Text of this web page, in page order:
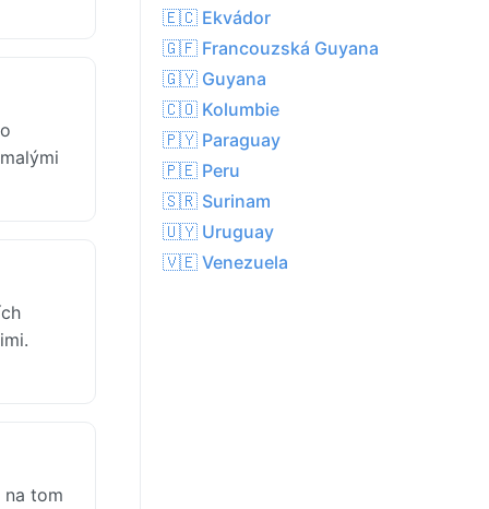
na tom
🇪🇨 Ekvádor
🇬🇫 Francouzská Guyana
🇬🇾 Guyana
🇨🇴 Kolumbie
🇵🇾 Paraguay
🇵🇪 Peru
🇸🇷 Surinam
🇺🇾 Uruguay
🇻🇪 Venezuela